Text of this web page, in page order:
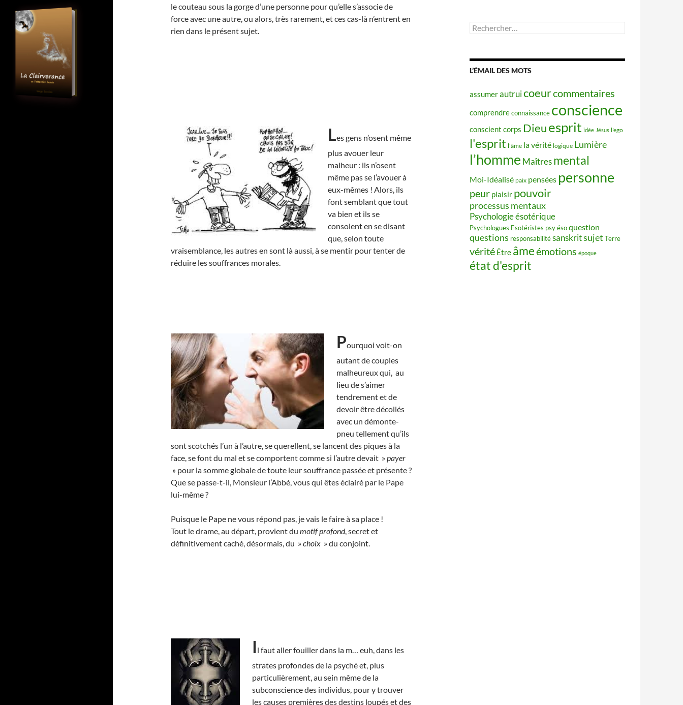
le couteau sous la gorge d’une personne pour qu’elle s’associe de
force avec une autre, ou alors, très rarement, et ces cas-là n’entrent en
rien dans le présent sujet.
Les gens n’osent même
plus avouer leur
malheur : ils n’osent
même pas se l’avouer à
eux-mêmes ! Alors, ils
font semblant que tout
va bien et ils se
consolent en se disant
que, selon toute
vraisemblance, les autres en sont là aussi, à se mentir pour tenter de
réduire les souffrances morales.
Pourquoi voit-on
autant de couples
malheureux qui, au
lieu de s’aimer
tendrement et de
devoir être décollés
avec un démonte-
pneu tellement qu’ils
sont scotchés l’un à l’autre, se querellent, se lancent des piques à la
face, se font du mal et se comportent comme si l’autre devait »payer
» pour la somme globale de toute leur souffrance passée et présente ?
Que se passe-t-il, Monsieur l’Abbé, vous qui êtes éclairé par le Pape
lui-même ?
Puisque le Pape ne vous répond pas, je vais le faire à sa place !
Tout le drame, au départ, provient du motif profond, secret et
définitivement caché, désormais, du »choix » du conjoint.
Il faut aller fouiller dans la m… euh, dans les
strates profondes de la psyché et, plus
particulièrement, au sein même de la
subconscience des individus, pour y trouver
les causes premièresdes destins loupés et des
Rechercher :
L’ÉMAIL DES MOTS
assumerautruicoeurcommentaires
comprendreconnaissance conscience
conscient corps Dieuesprit idée Jésus l'ego
l'esprit l'âme la vérité logique Lumière
l’homme Maîtres mental
Moi-Idéalisé paix pensées personne
peur plaisir pouvoir
processus mentaux
Psychologie ésotérique
Psychologues Esotéristes psy ésoquestion
questions responsabilitésanskritsujet Terre
vérité Être âmeémotions époque
état d'esprit